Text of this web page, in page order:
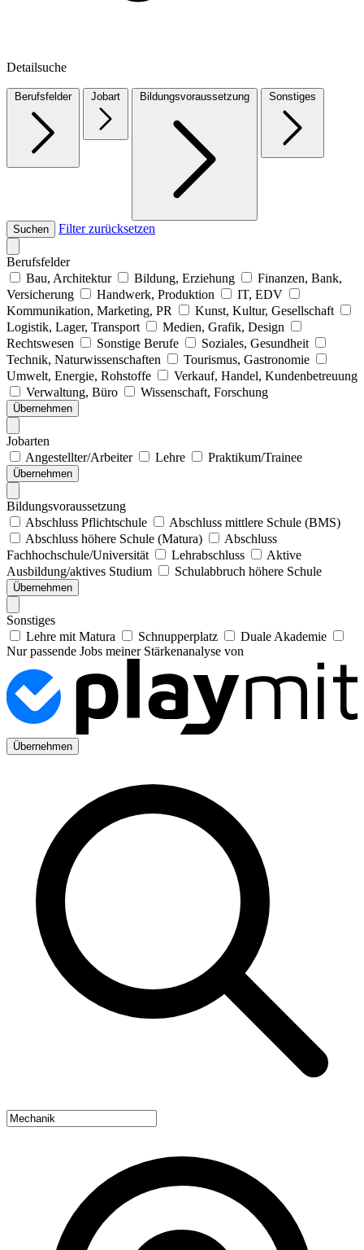
Detailsuche
Berufsfelder Jobart Bildungsvoraussetzung Sonstiges
Suchen Filter zurücksetzen
Berufsfelder
Bau, Architektur
Bildung, Erziehung
Finanzen, Bank,
Versicherung
Handwerk, Produktion
IT, EDV
Kommunikation, Marketing, PR
Kunst, Kultur, Gesellschaft
Logistik, Lager, Transport
Medien, Grafik, Design
Rechtswesen
Sonstige Berufe
Soziales, Gesundheit
Technik, Naturwissenschaften
Tourismus, Gastronomie
Umwelt, Energie, Rohstoffe
Verkauf, Handel, Kundenbetreuung
Verwaltung, Büro
Wissenschaft, Forschung
Übernehmen
Jobarten
Angestellter/Arbeiter
Lehre Praktikum/Trainee
Übernehmen
Bildungsvoraussetzung
Abschluss Pflichtschule
Abschluss mittlere Schule (BMS)
Abschluss höhere Schule (Matura)
Abschluss
Fachhochschule/Universität
Lehrabschluss
Aktive
Ausbildung/aktives Studium
Schulabbruch höhere Schule
Übernehmen
Sonstiges
Lehre mit Matura
Schnupperplatz
Duale Akademie
Nur passende Jobs meiner Stärkenanalyse von
Übernehmen